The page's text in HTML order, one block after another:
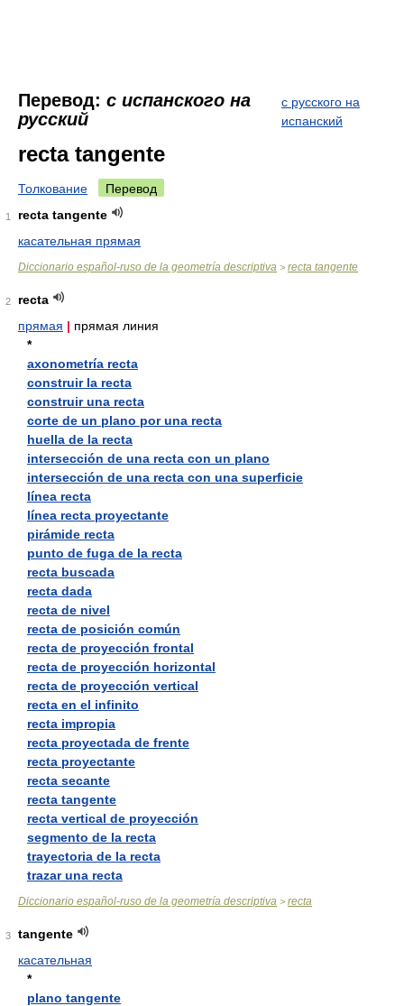
Перевод: с испанского на
русский
с русского на
испанский
recta tangente
Толкование Перевод
1
recta tangente
касательная прямая
Diccionario español-ruso de la geometría descriptiva > recta tangente
2
recta
прямая | прямая линия
*
axonometría recta
construir la recta
construir una recta
corte de un plano por una recta
huella de la recta
intersección de una recta con un plano
intersección de una recta con una superficie
línea recta
línea recta proyectante
pirámide recta
punto de fuga de la recta
recta buscada
recta dada
recta de nivel
recta de posición común
recta de proyección frontal
recta de proyección horizontal
recta de proyección vertical
recta en el infinito
recta impropia
recta proyectada de frente
recta proyectante
recta secante
recta tangente
recta vertical de proyección
segmento de la recta
trayectoria de la recta
trazar una recta
Diccionario español-ruso de la geometría descriptiva > recta
3
tangente
касательная
*
plano tangente